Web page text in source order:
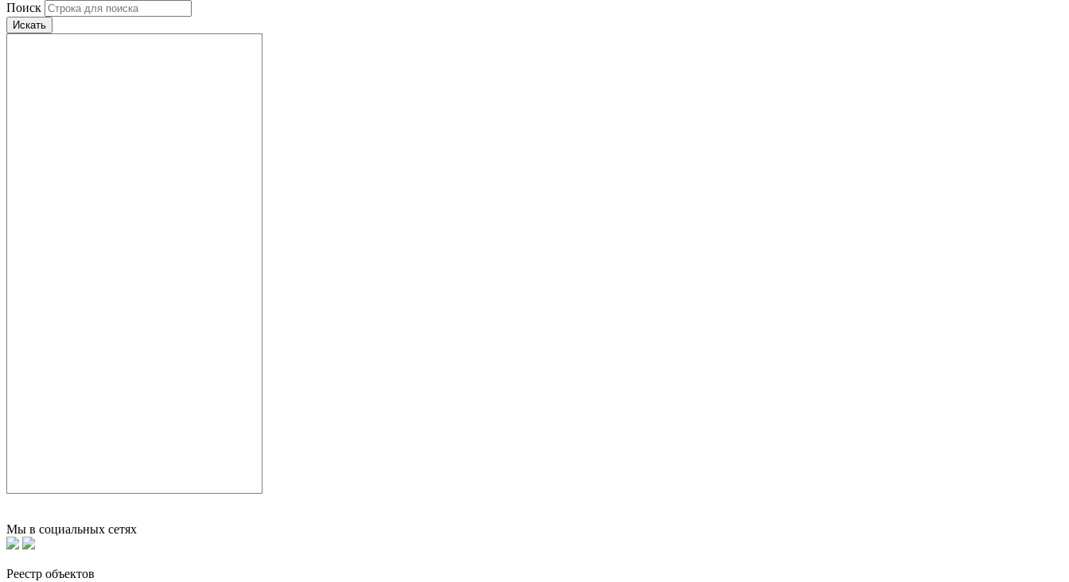
Поиск
Искать
Мы в социальных сетях
Реестр объектов